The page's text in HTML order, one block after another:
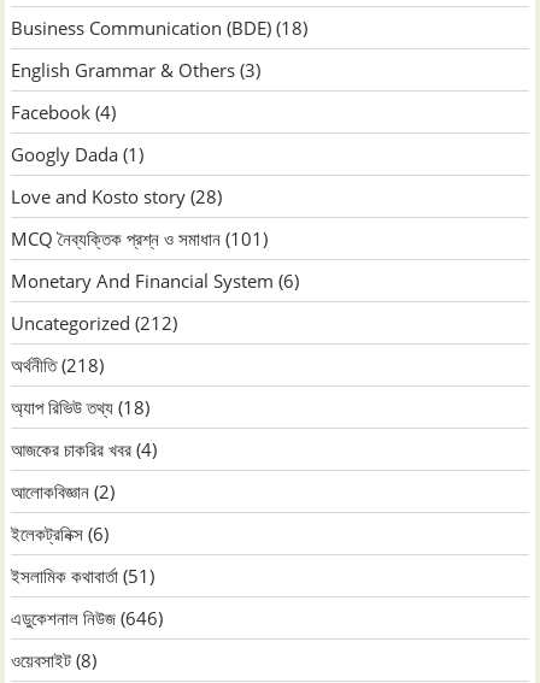
Business Communication (BDE) (18)
English Grammar & Others (3)
Facebook (4)
Googly Dada (1)
Love and Kosto story (28)
MCQ নৈব্যক্তিক প্রশ্ন ও সমাধান (101)
Monetary And Financial System (6)
Uncategorized (212)
অর্থনীতি(218)
অ্যাপ রিভিউ তথ্য (18)
আজকের চাকরির খবর (4)
আলোকবিজ্ঞান (2)
ইলেকট্রনিক্স (6)
ইসলামিক কথাবার্তা (51)
এডুকেশনাল নিউজ (646)
ওয়েবসাইট (8)